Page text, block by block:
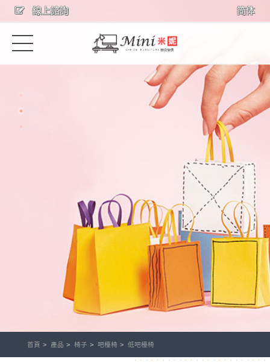
線上諮詢 简体
首頁 產品 椅子 吧檯椅 低吧檯椅